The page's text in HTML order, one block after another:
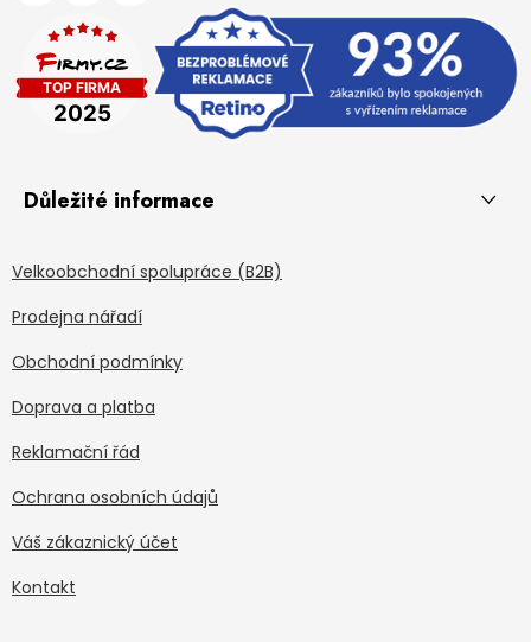
Důležité informace
Velkoobchodní spolupráce (B2B)
Prodejna nářadí
Obchodní podmínky
Doprava a platba
Reklamační řád
Ochrana osobních údajů
Váš zákaznický účet
Kontakt